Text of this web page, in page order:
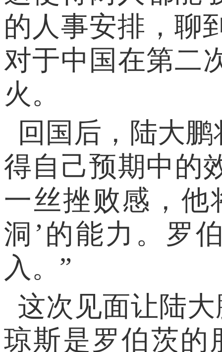
的人事安排，聊
对于中国在第二
火。
回国后，陆大
得自己预期中的
一丝挫败感，他
洞’的能力。罗
入。”
这次见面让陆
琼斯是罗伯茨的